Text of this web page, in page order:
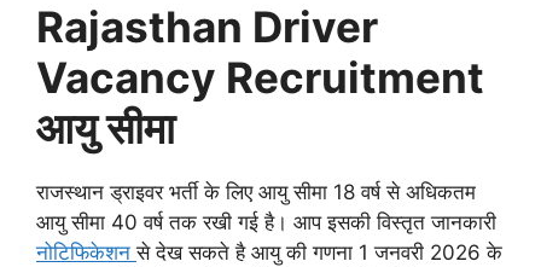
Rajasthan Driver
Vacancy Recruitment
आयु सीमा
राजस्थान ड्राइवर भर्ती के लिए आयु सीमा 18 वर्ष से अधिकतम
आयु सीमा 40 वर्ष तक रखी गई है। आप इसकी विस्तृत जानकारी
नोटिफिकेशनसे देख सकते है आयु की गणना 1 जनवरी 2026 के